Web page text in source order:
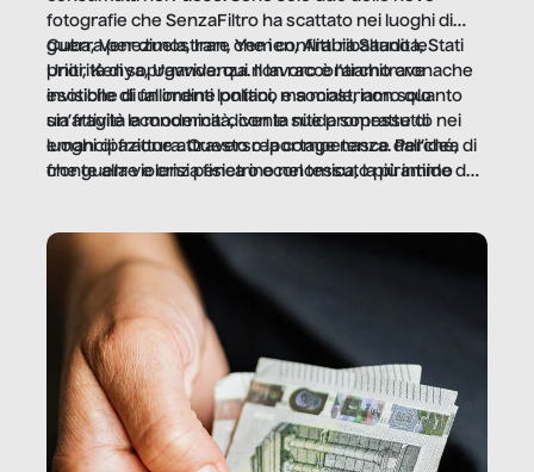
fotografie che SenzaFiltro ha scattato nei luoghi di
guerra per dimostrare che i conflitti ribaltano le
priorità di sopravvivenza. Il lavoro è l’architrave
invisibile di un ordine politico e sociale, non solo
un’attività economica: diventa nitida soprattutto nei
luoghi di frattura. Questo reportage nasce dall’idea
che guerre e crisi penetrino nel tessuto più intimo
Cuba, Venezuela, Iran, Yemen, Arabia Saudita, Stati
Uniti, Kenya, Uganda: qui non raccontiamo cronache
esotiche di fallimenti lontani, ma mostriamo quanto
sia fragile la modernità, con le sue promesse di
emancipazione attraverso la competenza. Perché, di
fronte alla violenza fisica o economica, la piramide del